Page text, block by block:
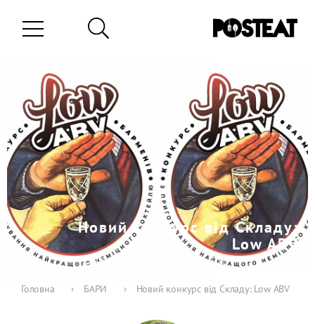
Новий конкурс від Складу:
Low ABV
08-09-2019 3297
Головна › БАРИ › Новий конкурс від Складу: Low ABV